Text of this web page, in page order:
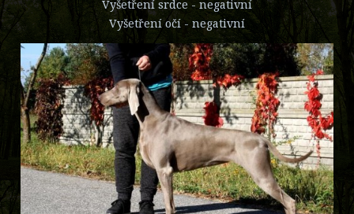
Vyšetření srdce - negativní
Vyšetření očí - negativní